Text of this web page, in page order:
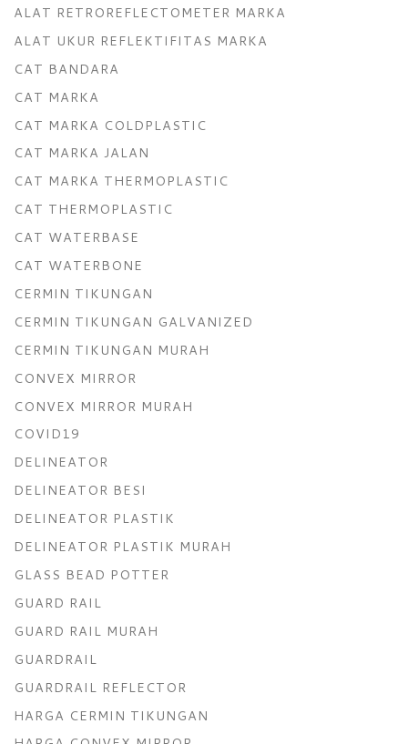
ALAT RETROREFLECTOMETER MARKA
ALAT UKUR REFLEKTIFITAS MARKA
CAT BANDARA
CAT MARKA
CAT MARKA COLDPLASTIC
CAT MARKA JALAN
CAT MARKA THERMOPLASTIC
CAT THERMOPLASTIC
CAT WATERBASE
CAT WATERBONE
CERMIN TIKUNGAN
CERMIN TIKUNGAN GALVANIZED
CERMIN TIKUNGAN MURAH
CONVEX MIRROR
CONVEX MIRROR MURAH
COVID19
DELINEATOR
DELINEATOR BESI
DELINEATOR PLASTIK
DELINEATOR PLASTIK MURAH
GLASS BEAD POTTER
GUARD RAIL
GUARD RAIL MURAH
GUARDRAIL
GUARDRAIL REFLECTOR
HARGA CERMIN TIKUNGAN